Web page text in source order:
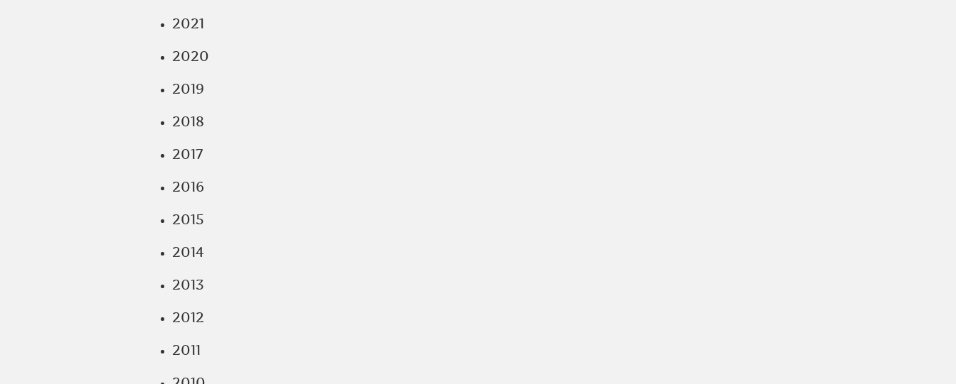
2021
2020
2019
2018
2017
2016
2015
2014
2013
2012
2011